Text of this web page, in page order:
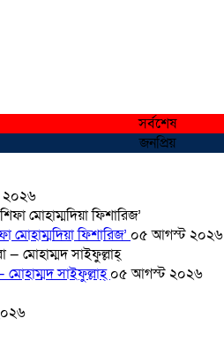
সর্বশেষ
জনপ্রিয়
মোহাম্মদিয়া ফিশারিজ’ ০৫ আগস্ট ২০২৬
মোহাম্মদ সাইফুল্লাহ্০৫ আগস্ট ২০২৬